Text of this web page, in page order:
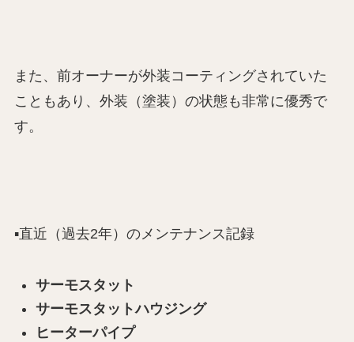
また、前オーナーが外装コーティングされていた
こともあり、外装（塗装）の状態も非常に優秀で
す。
▪️直近（過去2年）のメンテナンス記録
サーモスタット
サーモスタットハウジング
ヒーターパイプ